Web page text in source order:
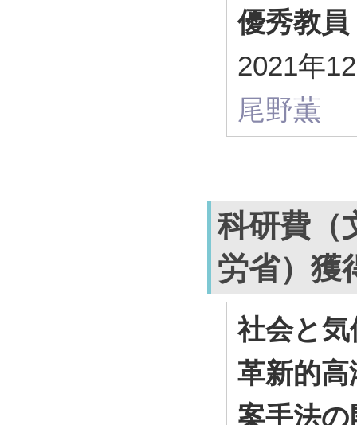
優秀教員
2021年
尾野薫
科研費（
労省）獲
社会と
革新的
案手法の